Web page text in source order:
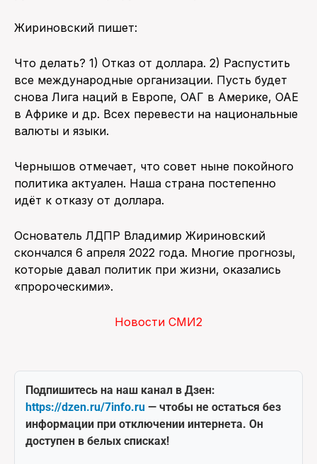
Жириновский пишет:
Что делать? 1) Отказ от доллара. 2) Распустить
все международные организации. Пусть будет
снова Лига наций в Европе, ОАГ в Америке, ОАЕ
в Африке и др. Всех перевести на национальные
валюты и языки.
Чернышов отмечает, что совет ныне покойного
политика актуален. Наша страна постепенно
идёт к отказу от доллара.
Основатель ЛДПР Владимир Жириновский
скончался 6 апреля 2022 года. Многие прогнозы,
которые давал политик при жизни, оказались
«пророческими».
Новости СМИ2
Подпишитесь на наш канал в Дзен:
https://dzen.ru/7info.ru — чтобы не остаться без
информации при отключении интернета. Он
доступен в белых списках!